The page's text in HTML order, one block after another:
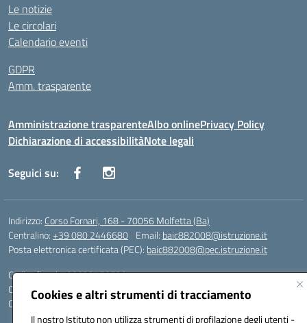
Cookies e altri strumenti di tracciamento
Il nostro Istituto non utilizza strumenti di profilazione degli utenti -
Le notizie
Le circolari
Calendario eventi
GDPR
Amm. trasparente
Amministrazione trasparenteAlbo onlinePrivacy Policy
Dichiarazione di accessibilitàNote legali
Seguici su:
Indirizzo: Corso Fornari, 168 - 70056 Molfetta (Ba)
Centralino:+39 080 2446680 Email: baic882008@istruzione.it
Posta elettronica certificata (PEC): baic882008@pec.istruzione.it
Codice fiscale: 80023470729
Codice meccanografico: BAIC882008
Codice unico di fatturazione (CUF): UFEUNT